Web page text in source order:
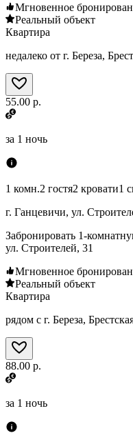
Мгновенное
Реальный объект
Квартира
недалеко от г. Береза,
55.00 р.
за 1 ночь
1 комн.2 гостя2 кровати1
г. Ганцевичи, ул.
Забронировать 1-
ул. Строителей, 31
Мгновенное
Реальный объект
Квартира
рядом с г. Береза,
88.00 р.
за 1 ночь